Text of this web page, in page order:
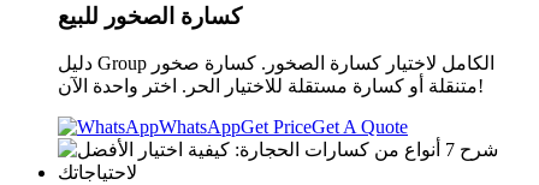
كسارة الصخور للبيع
دليل Group الكامل لاختيار كسارة الصخور. كسارة صخور
متنقلة أو كسارة مستقلة للاختيار الحر. اختر واحدة الآن!
WhatsAppGet PriceGet A Quote